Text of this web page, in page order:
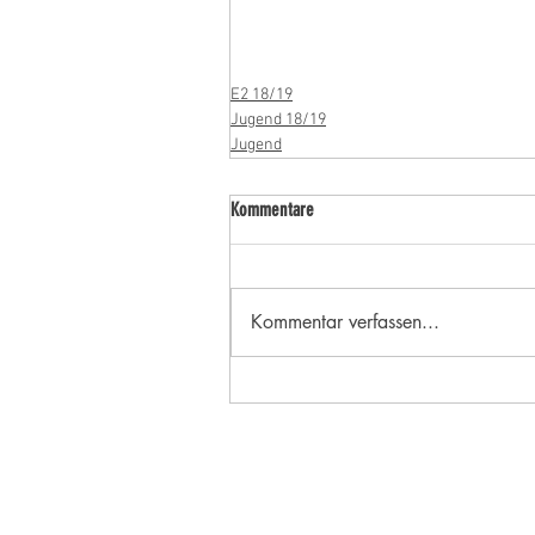
E2 18/19
Jugend 18/19
Jugend
Kommentare
Kommentar verfassen...